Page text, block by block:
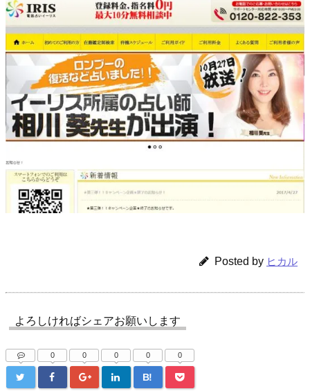
Posted by ヒカル
よろしければシェアお願いします
0 0 0
B!
0 0